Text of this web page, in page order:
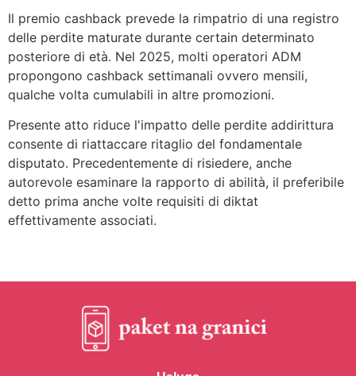
Il premio cashback prevede la rimpatrio di una registro
delle perdite maturate durante certain determinato
posteriore di età. Nel 2025, molti operatori ADM
propongono cashback settimanali ovvero mensili,
qualche volta cumulabili in altre promozioni.
Presente atto riduce l'impatto delle perdite addirittura
consente di riattaccare ritaglio del fondamentale
disputato. Precedentemente di risiedere, anche
autorevole esaminare la rapporto di abilità, il preferibile
detto prima anche volte requisiti di diktat
effettivamente associati.